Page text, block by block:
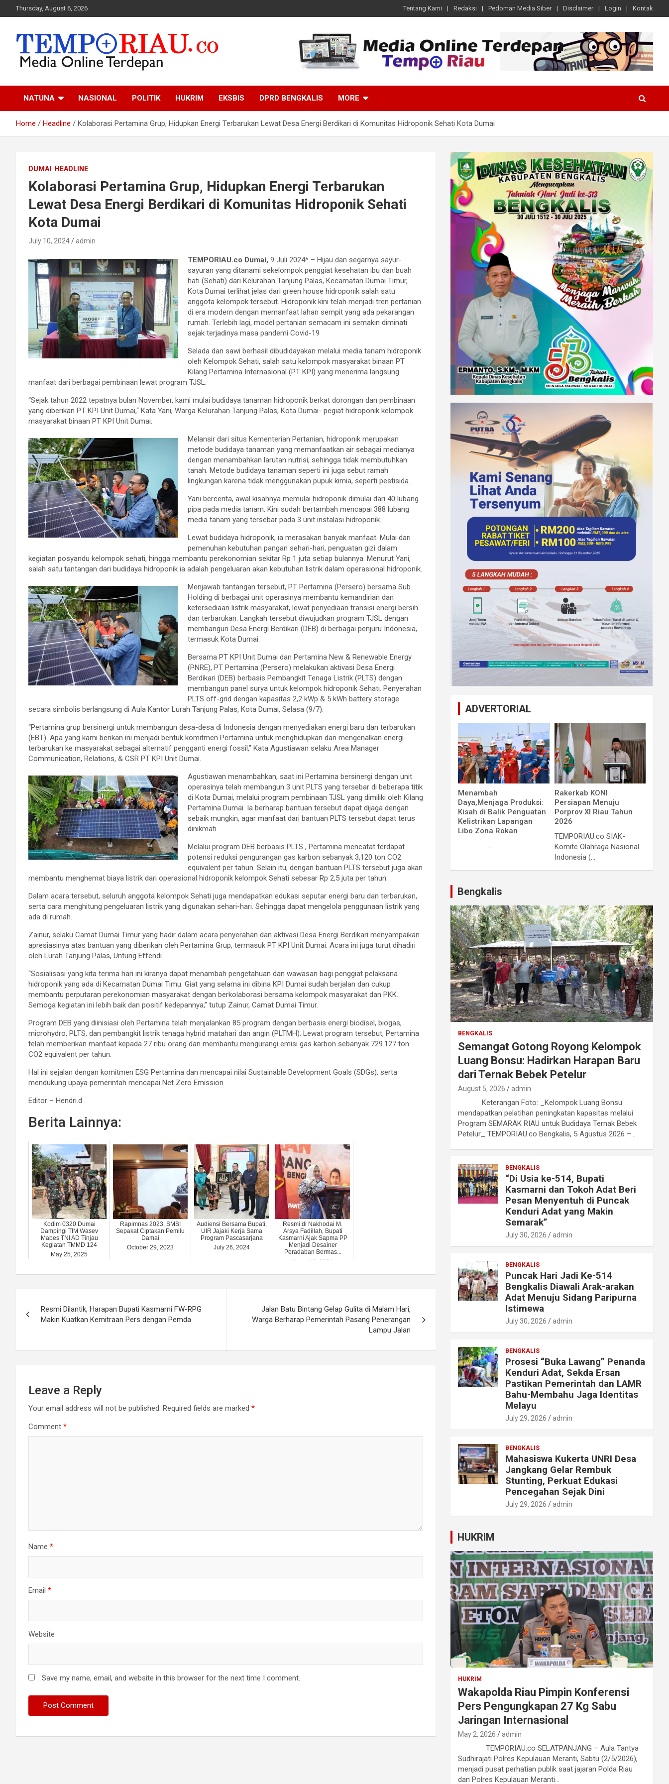
to
Thursday, August 6, 2026 Tentang Kami Redaksi Pedoman Media Siber Disclaimer Login Kontak
Tempo Riau
NATUNA NASIONAL POLITIK HUKRIM EKSBIS DPRD BENGKALIS MORE
Home Headline Kolaborasi Pertamina Grup, Hidupkan Energi Terbarukan Lewat Desa Energi Berdikari di Komunitas Hidroponik Sehati Kota Dumai
DUMAI HEADLINE
Kolaborasi Pertamina Grup, Hidupkan Energi Terbarukan
Lewat Desa Energi Berdikari di Komunitas Hidroponik Sehati
Kota Dumai
July 10, 2024 admin
TEMPORIAU.co Dumai, 9 Juli 2024* – Hijau dan segarnya sayur-
sayuran yang ditanami sekelompok penggiat kesehatan ibu dan buah
hati (Sehati) dari Kelurahan Tanjung Palas, Kecamatan Dumai Timur,
Kota Dumai terlihat jelas dari green house hidroponik salah satu
anggota kelompok tersebut. Hidroponik kini telah menjadi tren pertanian
di era modern dengan memanfaat lahan sempit yang ada pekarangan
rumah. Terlebih lagi, model pertanian semacam ini semakin diminati
sejak terjadinya masa pandemi Covid-19
Selada dan sawi berhasil dibudidayakan melalui media tanam hidroponik
oleh Kelompok Sehati, salah satu kelompok masyarakat binaan PT
Kilang Pertamina Internasional (PT KPI) yang menerima langsung
manfaat dari berbagai pembinaan lewat program TJSL.
“Sejak tahun 2022 tepatnya bulan November, kami mulai budidaya tanaman hidroponik berkat dorongan dan pembinaan
yang diberikan PT KPI Unit Dumai,“ Kata Yani, Warga Kelurahan Tanjung Palas, Kota Dumai- pegiat hidroponik kelompok
masyarakat binaan PT KPI Unit Dumai.
Melansir dari situs Kementerian Pertanian, hidroponik merupakan
metode budidaya tanaman yang memanfaatkan air sebagai medianya
dengan menambahkan larutan nutrisi, sehingga tidak membutuhkan
tanah. Metode budidaya tanaman seperti ini juga sebut ramah
lingkungan karena tidak menggunakan pupuk kimia, seperti pestisida.
Yani bercerita, awal kisahnya memulai hidroponik dimulai dari 40 lubang
pipa pada media tanam. Kini sudah bertambah mencapai 388 lubang
media tanam yang tersebar pada 3 unit instalasi hidroponik.
Lewat budidaya hidroponik, ia merasakan banyak manfaat. Mulai dari
pemenuhan kebutuhan pangan sehari-hari, penguatan gizi dalam
kegiatan posyandu kelompok sehati, hingga membantu perekonomian sekitar Rp 1 juta setiap bulannya. Menurut Yani,
salah satu tantangan dari budidaya hidroponik ia adalah pengeluaran akan kebutuhan listrik dalam operasional hidroponik.
Menjawab tantangan tersebut, PT Pertamina (Persero) bersama Sub
Holding di berbagai unit operasinya membantu kemandirian dan
ketersediaan listrik masyarakat, lewat penyediaan transisi energi bersih
dan terbarukan. Langkah tersebut diwujudkan program TJSL dengan
membangun Desa Energi Berdikari (DEB) di berbagai penjuru Indonesia,
termasuk Kota Dumai.
Bersama PT KPI Unit Dumai dan Pertamina New & Renewable Energy
(PNRE), PT Pertamina (Persero) melakukan aktivasi Desa Energi
Berdikari (DEB) berbasis Pembangkit Tenaga Listrik (PLTS) dengan
membangun panel surya untuk kelompok hidroponik Sehati. Penyerahan
PLTS off-grid dengan kapasitas 2,2 kWp & 5 kWh battery storage
secara simbolis berlangsung di Aula Kantor Lurah Tanjung Palas, Kota Dumai, Selasa (9/7).
“Pertamina grup bersinergi untuk membangun desa-desa di Indonesia dengan menyediakan energi baru dan terbarukan
(EBT). Apa yang kami berikan ini menjadi bentuk komitmen Pertamina untuk menghidupkan dan mengenalkan energi
terbarukan ke masyarakat sebagai alternatif pengganti energi fossil,” Kata Agustiawan selaku Area Manager
Communication, Relations, & CSR PT KPI Unit Dumai.
Agustiawan menambahkan, saat ini Pertamina bersinergi dengan unit
operasinya telah membangun 3 unit PLTS yang tersebar di beberapa titik
di Kota Dumai, melalui program pembinaan TJSL yang dimiliki oleh Kilang
Pertamina Dumai. Ia berharap bantuan tersebut dapat dijaga dengan
sebaik mungkin, agar manfaat dari bantuan PLTS tersebut dapat terus
dinikmati.
Melalui program DEB berbasis PLTS , Pertamina mencatat terdapat
potensi reduksi pengurangan gas karbon sebanyak 3,120 ton CO2
equivalent per tahun. Selain itu, dengan bantuan PLTS tersebut juga akan
membantu menghemat biaya listrik dari operasional hidroponik kelompok Sehati sebesar Rp 2,5 juta per tahun.
Dalam acara tersebut, seluruh anggota kelompok Sehati juga mendapatkan edukasi seputar energi baru dan terbarukan,
serta cara menghitung pengeluaran listrik yang digunakan sehari-hari. Sehingga dapat mengelola penggunaan listrik yang
ada di rumah.
Zainur, selaku Camat Dumai Timur yang hadir dalam acara penyerahan dan aktivasi Desa Energi Berdikari menyampaikan
apresiasinya atas bantuan yang diberikan oleh Pertamina Grup, termasuk PT KPI Unit Dumai. Acara ini juga turut dihadiri
oleh Lurah Tanjung Palas, Untung Effendi.
“Sosialisasi yang kita terima hari ini kiranya dapat menambah pengetahuan dan wawasan bagi penggiat pelaksana
hidroponik yang ada di Kecamatan Dumai Timu. Giat yang selama ini dibina KPI Dumai sudah berjalan dan cukup
membantu perputaran perekonomian masyarakat dengan berkolaborasi bersama kelompok masyarakat dan PKK.
Semoga kegiatan ini lebih baik dan positif kedepannya,” tutup Zainur, Camat Dumai Timur.
Program DEB yang diinisiasi oleh Pertamina telah menjalankan 85 program dengan berbasis energi biodisel, biogas,
microhydro, PLTS, dan pembangkit listrik tenaga hybrid matahari dan angin (PLTMH). Lewat program tersebut, Pertamina
telah memberikan manfaat kepada 27 ribu orang dan membantu mengurangi emisi gas karbon sebanyak 729.127 ton
CO2 equivalent per tahun.
Hal ini sejalan dengan komitmen ESG Pertamina dan mencapai nilai Sustainable Development Goals (SDGs), serta
mendukung upaya pemerintah mencapai Net Zero Emission
Editor – Hendri.d
Berita Lainnya:
Kodim 0320 Dumai
Dampingi TIM Wasev
Mabes TNI AD Tinjau
Kegiatan TMMD 124
May 25, 2025
Rapimnas 2023, SMSI
Sepakat Ciptakan Pemilu
Damai
October 29, 2023
Audiensi Bersama Bupati,
UIR Jajaki Kerja Sama
Program Pascasarjana
July 26, 2024
Resmi di Nakhodai M.
Arsya Fadillah, Bupati
Kasmarni Ajak Sapma PP
Menjadi Desainer
Peradaban Bermas...
August 3, 2024
navigation
Resmi Dilantik, Harapan Bupati Kasmarni FW-RPG
Makin Kuatkan Kemitraan Pers dengan Pemda
Jalan Batu Bintang Gelap Gulita di Malam Hari,
Warga Berharap Pemerintah Pasang Penerangan
Lampu Jalan
Leave a Reply
Your email address will not be published. Required fields are marked *
Comment *
Name *
Email *
Website
Save my name, email, and website in this browser for the next time I comment.
ADVERTORIAL
Menambah
Daya,Menjaga Produksi:
Kisah di Balik Penguatan
Kelistrikan Lapangan
Libo Zona Rokan
...
Rakerkab KONI
Persiapan Menuju
Porprov XI Riau Tahun
2026
TEMPORIAU.co SIAK-
Komite Olahraga Nasional
Indonesia (...
Bengkalis
BENGKALIS
Semangat Gotong Royong Kelompok
Luang Bonsu: Hadirkan Harapan Baru
dari Ternak Bebek Petelur
August 5, 2026 admin
Keterangan Foto: _Kelompok Luang Bonsu
mendapatkan pelatihan peningkatan kapasitas melalui
Program SEMARAK RIAU untuk Budidaya Ternak Bebek
Petelur_ TEMPORIAU.co Bengkalis, 5 Agustus 2026 –…
BENGKALIS
“Di Usia ke-514, Bupati
Kasmarni dan Tokoh Adat Beri
Pesan Menyentuh di Puncak
Kenduri Adat yang Makin
Semarak”
July 30, 2026 admin
BENGKALIS
Puncak Hari Jadi Ke-514
Bengkalis Diawali Arak-arakan
Adat Menuju Sidang Paripurna
Istimewa
July 30, 2026 admin
BENGKALIS
Prosesi “Buka Lawang” Penanda
Kenduri Adat, Sekda Ersan
Pastikan Pemerintah dan LAMR
Bahu-Membahu Jaga Identitas
Melayu
July 29, 2026 admin
BENGKALIS
Mahasiswa Kukerta UNRI Desa
Jangkang Gelar Rembuk
Stunting, Perkuat Edukasi
Pencegahan Sejak Dini
July 29, 2026 admin
HUKRIM
HUKRIM
Wakapolda Riau Pimpin Konferensi
Pers Pengungkapan 27 Kg Sabu
Jaringan Internasional
May 2, 2026 admin
TEMPORIAU.co SELATPANJANG – Aula Tantya
Sudhirajati Polres Kepulauan Meranti, Sabtu (2/5/2026),
menjadi pusat perhatian publik saat jajaran Polda Riau
dan Polres Kepulauan Meranti…